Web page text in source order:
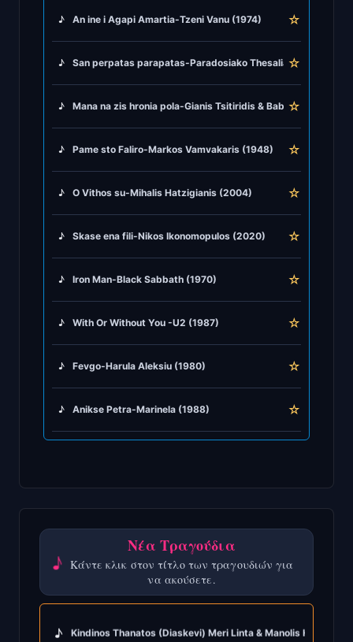
♪ An ine i Agapi Amartia-Tzeni Vanu (1974) ☆
♪ San perpatas parapatas-Paradosiako Thesalias (1821)
☆
♪ Mana na zis hronia pola-Gianis Tsitiridis & Babis☆
♪ Pame sto Faliro-Markos Vamvakaris (1948) ☆
♪ O Vithos su-Mihalis Hatzigianis (2004) ☆
♪ Skase ena fili-Nikos Ikonomopulos (2020) ☆
♪ Iron Man-Black Sabbath (1970) ☆
♪ With Or Without You -U2 (1987) ☆
♪ Fevgo-Harula Aleksiu (1980) ☆
♪ Anikse Petra-Marinela (1988) ☆
♪ Rock Music
♪ Tango, Bolero & Polka
♪
Νέα Τραγούδια
Κάντε κλικ στον τίτλο των τραγουδιών για
να ακούσετε.
♪ Kindinos Thanatos (Diaskevi) Meri Linta & Manolis Hiotis